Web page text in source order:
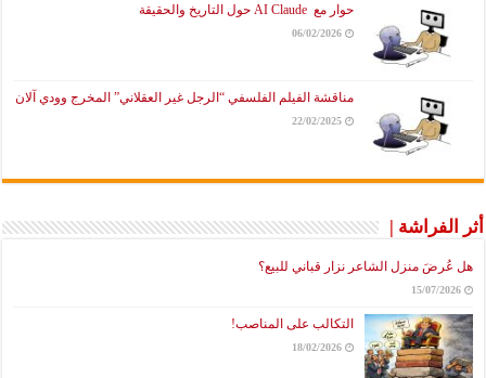
حوار مع AI Claude حول التاريخ والحقيقة
06/02/2026
مناقشة الفيلم الفلسفي “الرجل غير العقلاني” المخرج وودي آلان
22/02/2025
أثر الفراشة |
هل عُرضَ منزل الشاعر نزار قباني للبيع؟
15/07/2026
التكالب على المناصب!
18/02/2026